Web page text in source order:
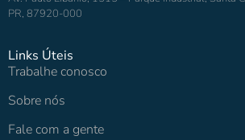
PR, 87920-000
Links Úteis
Trabalhe conosco
Sobre nós
Fale com a gente